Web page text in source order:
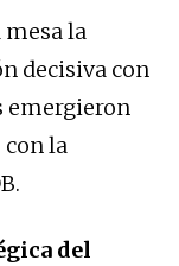
mesa la
decisiva con
emergieron
la
del